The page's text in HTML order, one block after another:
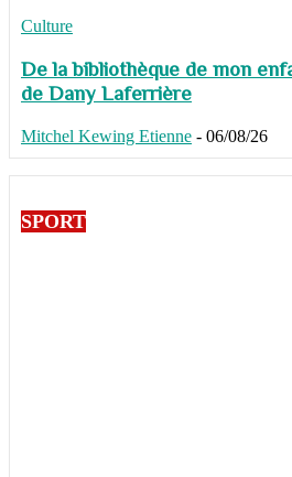
Culture
De la bibliothèque de mon
de Dany Laferrière
Mitchel Kewing Etienne - 06/08/26
SPORT